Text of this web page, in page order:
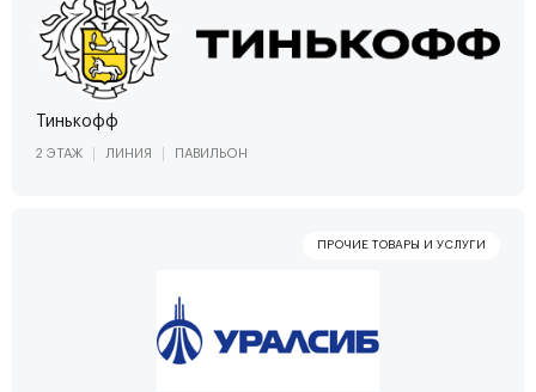
Тинькофф
2 ЭТАЖ ЛИНИЯ ПАВИЛЬОН